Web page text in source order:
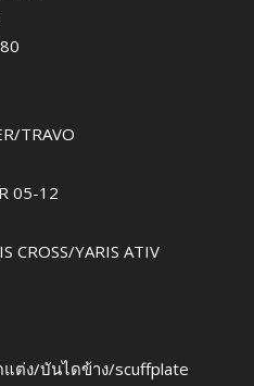
TRAVO
05-12
CROSS/YARIS ATIV
แต่ง/บันไดข้าง/scuffplate